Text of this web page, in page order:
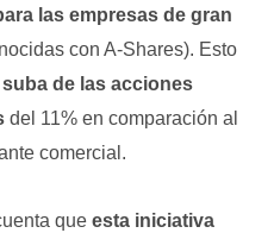
las empresas de gran
con A-Shares). Esto
de las acciones
del 11% en comparación al
comercial.
que esta iniciativa